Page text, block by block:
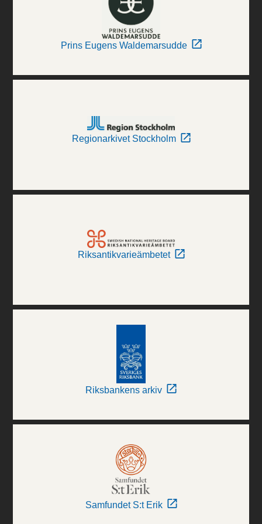
Prins Eugens Waldemarsudde
Regionarkivet Stockholm
Riksantikvarieämbetet
Riksbankens arkiv
Samfundet S:t Erik